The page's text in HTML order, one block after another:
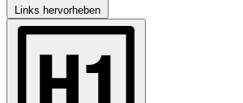
Links hervorheben